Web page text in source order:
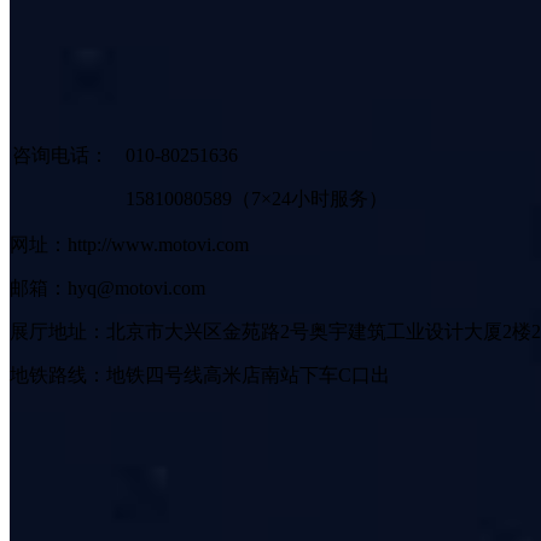
咨询电话： 010-80251636
15810080589（7×24小时服务）
网址：http://www.motovi.com
邮箱：hyq@motovi.com
展厅地址：北京市大兴区金苑路2号奥宇建筑工业设计大厦2楼
地铁路线：地铁四号线高米店南站下车C口出